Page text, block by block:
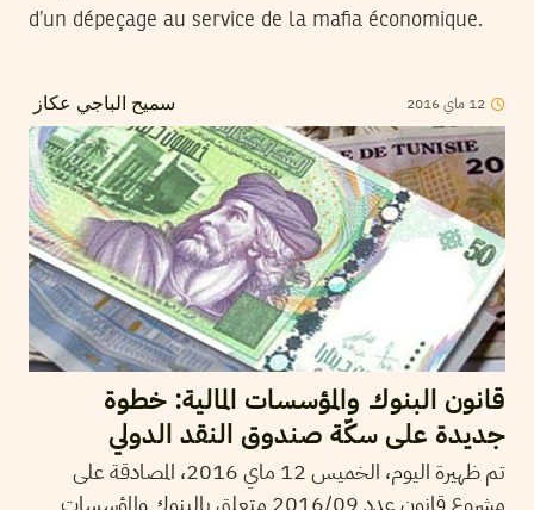
d’un dépeçage au service de la mafia économique.
سميح الباجي عكاز 12 ماي2016
قانون البنوك والمؤسسات المالية: خطوة
جديدة على سكّة صندوق النقد الدولي
تم ظهيرة اليوم، الخميس 12 ماي 2016، المصادقة على